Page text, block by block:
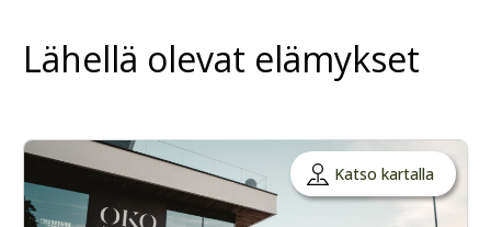
Lähellä olevat elämykset
Katso kartalla